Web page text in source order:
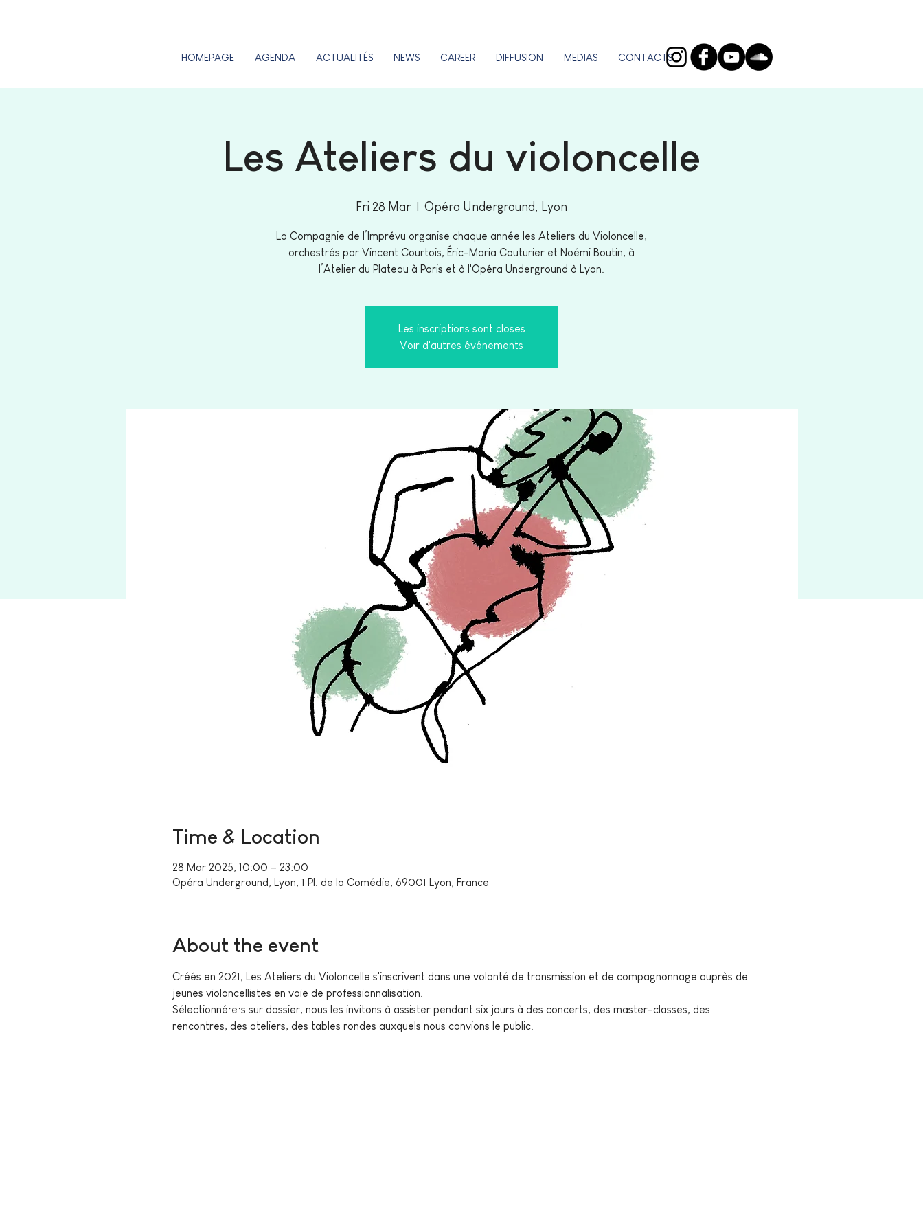
HOMEPAGE AGENDA ACTUALITÉS NEWS CAREER DIFFUSION MEDIAS CONTACTS
Les Ateliers du violoncelle
Fri 28 Mar Opéra Underground, Lyon
La Compagnie de l’Imprévu organise chaque année les Ateliers du Violoncelle,
orchestrés par Vincent Courtois, Éric-Maria Couturier et Noémi Boutin, à
l’Atelier du Plateau à Paris et à l'Opéra Underground à Lyon.
Les inscriptions sont closes
Voir d'autres événements
Time & Location
28 Mar 2025, 10:00 – 23:00
Opéra Underground, Lyon, 1 Pl. de la Comédie, 69001 Lyon, France
About the event
Créés en 2021, Les Ateliers du Violoncelle s'inscrivent dans une volonté de transmission et de compagnonnage auprès de
jeunes violoncellistes en voie de professionnalisation.
Sélectionné·e·s sur dossier, nous les invitons à assister pendant six jours à des concerts, des master-classes, des
rencontres, des ateliers, des tables rondes auxquels nous convions le public.